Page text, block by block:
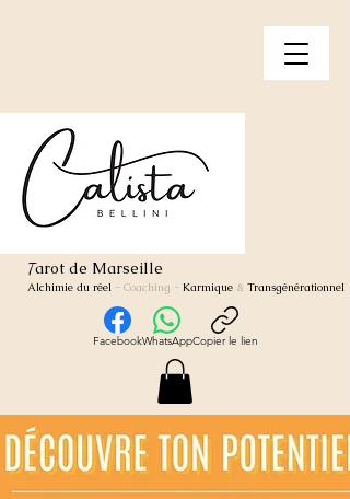
Tarot de Marseille
Alchimie du réel - Coaching - Karmique & Transgénérationnel
FacebookWhatsAppCopier le lien